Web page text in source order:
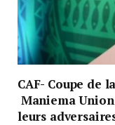
CAF- Coupe de
Maniema
leurs